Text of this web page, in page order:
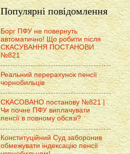
Популярні повідомлення
Борг ПФУ не повернуть
автоматично! Що робити після
СКАСУВАННЯ ПОСТАНОВИ
№821
Реальний перерахунок пенсії
чорнобильців
СКАСОВАНО постанову №821 |
Чи почне ПФУ виплачувати
пенсії в повному обсязі?
Конституційний Суд заборонив
обмежувати індексацію пенсії